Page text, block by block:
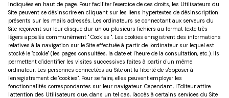
indiquées en haut de page. Pour faciliter l'exercice de ces droits, les Utilisateurs du
Site peuvent se désinscrire en cliquant sur les liens hypertextes de désinscription
présents sur les mails adressés. Les ordinateurs se connectant aux serveurs du
Site reçoivent sur leur disque dur un ou plusieurs fichiers au format texte très
légers appelés communément " Cookies ". Les cookies enregistrent des informations
relatives à la navigation sur le Site effectuée à partir de l'ordinateur sur lequel est
stocké le "cookie" (les pages consultées, la date et l'heure de la consultation, etc.). Ils
permettent d'identifier les visites successives faites à partir d'un même
ordinateur. Les personnes connectées au Site ont la liberté de s'opposer à
l'enregistrement de "cookies". Pour se faire, elles peuvent employer les
fonctionnalités correspondantes sur leur navigateur. Cependant, l'Editeur attire
l'attention des Utilisateurs que, dans un tel cas, l'accès à certains services du Site